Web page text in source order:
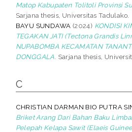
Matop Kabupaten Tolitoli Provinsi
Sarjana thesis, Universitas Tadulako.
BAYU SUNDAWA (2024) KONDISI
TEGAKAN JATI (Tectona Grandis
NUPABOMBA KECAMATAN
DONGGALA. Sarjana thesis,
C
CHRISTIAN DARMAN BIO PUTRA
Briket Arang Dari Bahan Baku
Pelepah Kelapa Sawit (Elaeis